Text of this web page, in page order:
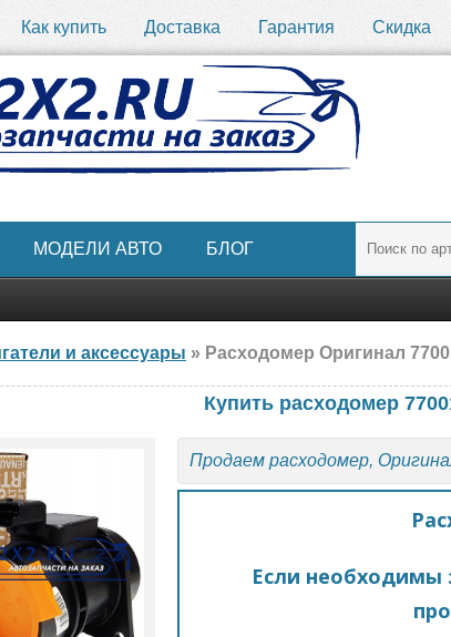
Как купить Доставка Гарантия Скидка
МОДЕЛИ АВТО БЛОГ
и аксессуары » Расходомер Оригинал
Купить расходомер
Продаем расходомер,
Если необходимы